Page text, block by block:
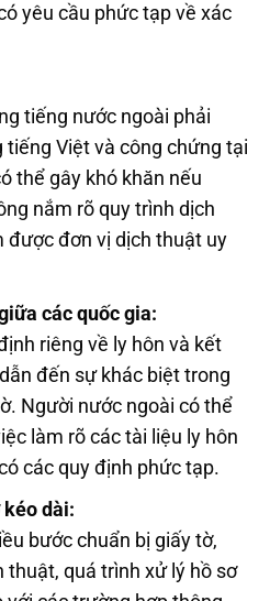
yêu cầu phức tạp về xác
tiếng nước ngoài phải
Việt và công chứng tại
thể gây khó khăn nếu
nắm rõ quy trình dịch
được đơn vị dịch thuật uy
các quốc gia:
riêng về ly hôn và kết
đến sự khác biệt trong
Người nước ngoài có thể
làm rõ các tài liệu ly hôn
các quy định phức tạp.
dài:
bước chuẩn bị giấy tờ,
thuật, quá trình xử lý hồ sơ